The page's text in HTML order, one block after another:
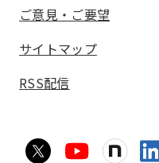
ご意見・ご要望
サイトマップ
RSS配信